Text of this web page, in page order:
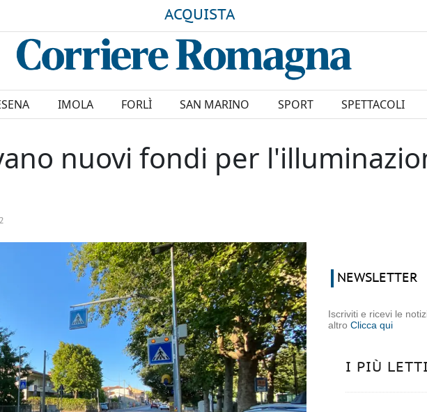
ACQUISTA
IMOLA FORLÌ SAN MARINO SPORT SPETTACOLI
nuovi fondi per
NEWSLETTER
Iscriviti e ricevi le
altroClicca qui
I PIÙ LETTI